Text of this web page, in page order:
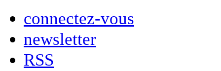
connectez-vous
newsletter
RSS